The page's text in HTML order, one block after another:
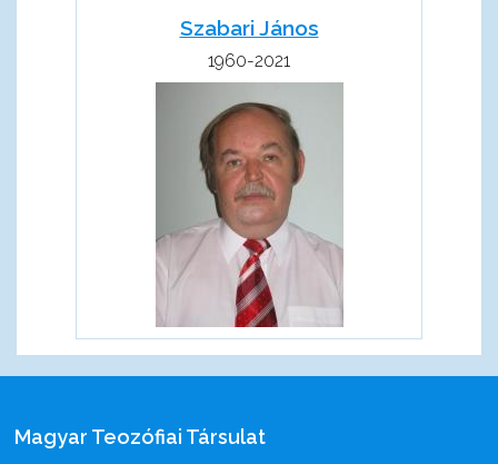
Szabari János
1960-2021
Magyar Teozófiai Társulat